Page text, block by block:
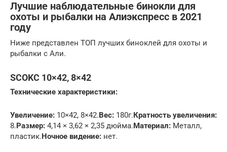
Лучшие наблюдательные бинокли для
охоты и рыбалки на Алиэкспресс в 2021
году
Ниже представлен ТОП лучших биноклей для охоты и
рыбалки с Али.
SCOKC 10×42, 8×42
Технические характеристики:
Увеличение: 10×42, 8×42.Вес: 180г.Кратность увеличения:
8.Размер: 4,14 × 3,62 × 2,35 дюйма.Материал: Металл,
пластик.Ночное видение: нет.